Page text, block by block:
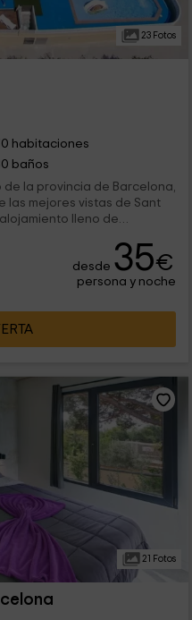
23 Fotos
habitaciones
baños
la provincia de Barcelona,
las mejores vistas de Sant
desde 35€
persona y noche
21 Fotos